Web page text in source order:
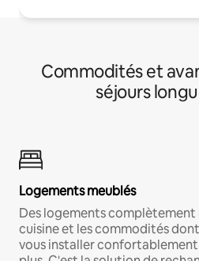
Commodités et
séjours
Logements meublés
Des logements complètement
cuisine et les commodités
vous installer